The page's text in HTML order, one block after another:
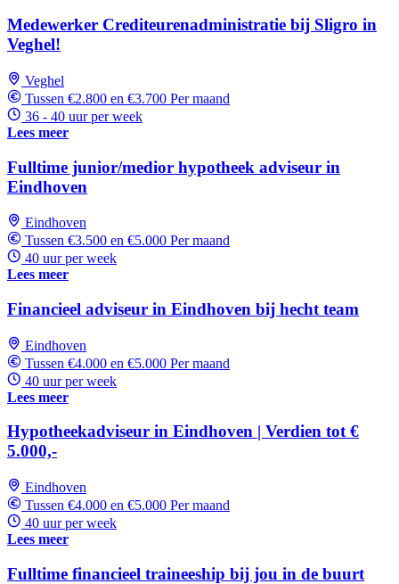
Medewerker Crediteurenadministratie bij Sligro in
Veghel!
Veghel
Tussen €2.800 en €3.700 Per maand
36 - 40 uur per week
Lees meer
Fulltime junior/medior hypotheek adviseur in
Eindhoven
Eindhoven
Tussen €3.500 en €5.000 Per maand
40 uur per week
Lees meer
Financieel adviseur in Eindhoven bij hecht team
Eindhoven
Tussen €4.000 en €5.000 Per maand
40 uur per week
Lees meer
Hypotheekadviseur in Eindhoven | Verdien tot €
5.000,-
Eindhoven
Tussen €4.000 en €5.000 Per maand
40 uur per week
Lees meer
Fulltime financieel traineeship bij jou in de buurt